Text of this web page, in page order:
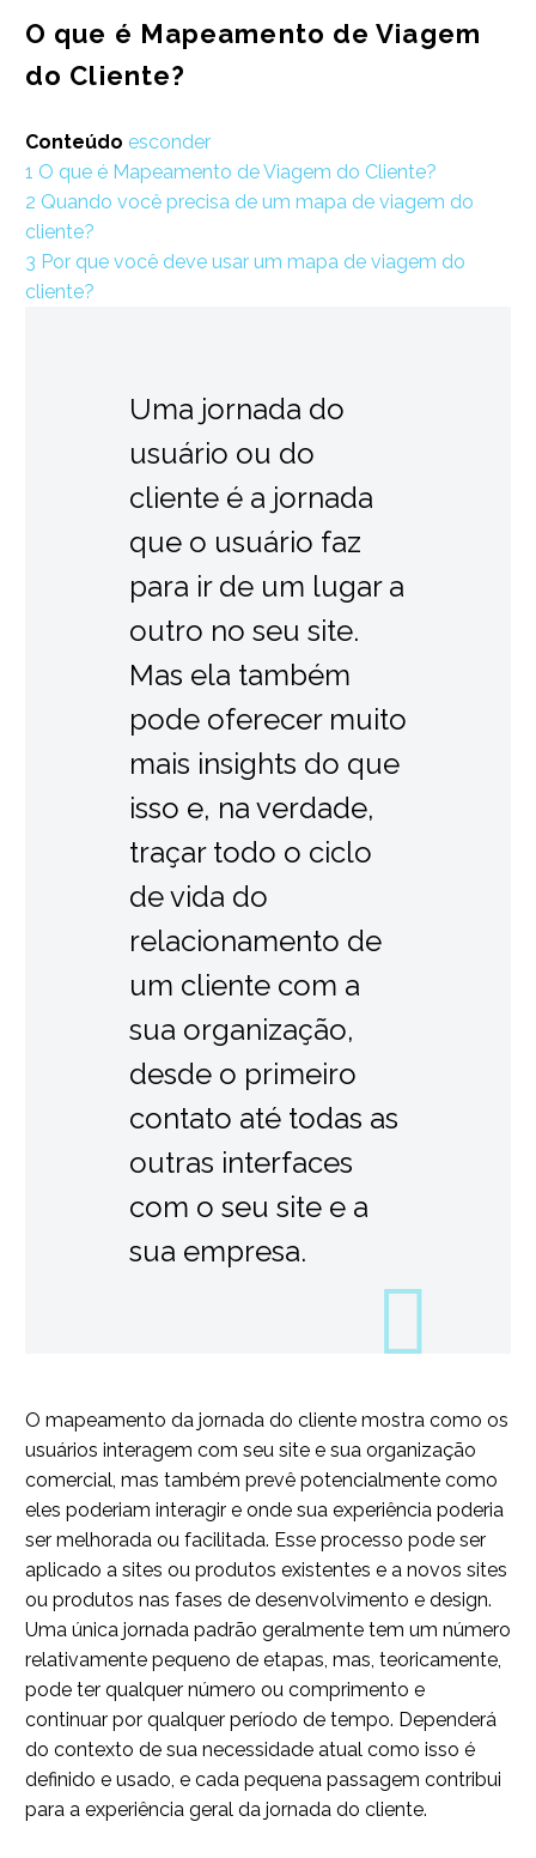
O que é Mapeamento de Viagem
do Cliente?
Conteúdo esconder
1 O que é Mapeamento de Viagem do Cliente?
2 Quando você precisa de um mapa de viagem do
cliente?
3 Por que você deve usar um mapa de viagem do
cliente?
Uma jornada do
usuário ou do
cliente é a jornada
que o usuário faz
para ir de um lugar a
outro no seu site.
Mas ela também
pode oferecer muito
mais insights do que
isso e, na verdade,
traçar todo o ciclo
de vida do
relacionamento de
um cliente com a
sua organização,
desde o primeiro
contato até todas as
outras interfaces
com o seu site e a
sua empresa.
O mapeamento da jornada do cliente mostra como os
usuários interagem com seu site e sua organização
comercial, mas também prevê potencialmente como
eles poderiam interagir e onde sua experiência poderia
ser melhorada ou facilitada. Esse processo pode ser
aplicado a sites ou produtos existentes e a novos sites
ou produtos nas fases de desenvolvimento e design.
Uma única jornada padrão geralmente tem um número
relativamente pequeno de etapas, mas, teoricamente,
pode ter qualquer número ou comprimento e
continuar por qualquer período de tempo. Dependerá
do contexto de sua necessidade atual como isso é
definido e usado, e cada pequena passagem contribui
para a experiência geral da jornada do cliente.